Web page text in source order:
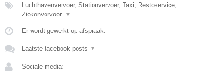
Luchthavenvervoer, Stationvervoer, Taxi, Restoservice,
Ziekenvervoer,
▼
Er wordt gewerkt op afspraak.
Laatste facebook posts ▼
Sociale media: